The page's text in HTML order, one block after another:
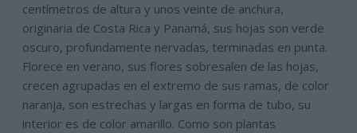
centímetros de altura y unos veinte de anchura,
originaria de Costa Rica y Panamá, sus hojas son verde
oscuro, profundamente nervadas, terminadas en punta.
Florece en verano, sus flores sobresalen de las hojas,
crecen agrupadas en el extremo de sus ramas, de color
naranja, son estrechas y largas en forma de tubo, su
interior es de color amarillo. Como son plantas